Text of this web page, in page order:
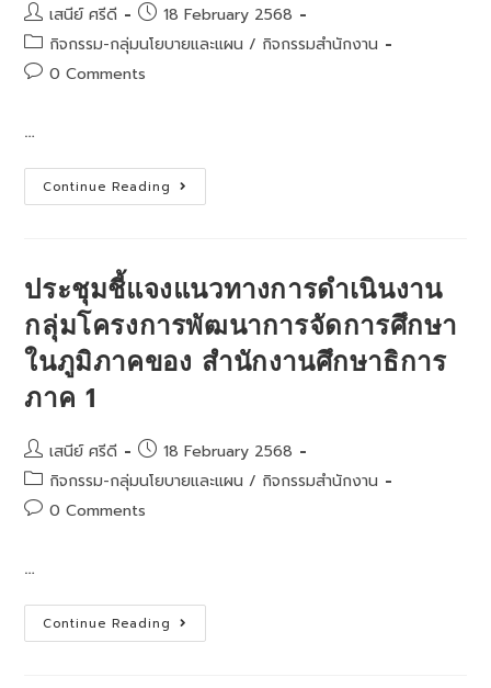
Post
author:
เสนีย์ ศรีดี
Post
published:
18 February 2568
Post
category:
กิจกรรม-กลุ่มนโยบายและแผน / กิจกรรมสำนักงาน
Post0 Comments
…
Continue Reading ประชุม
คณะ
(การ
บริหาร
ราชการ
เชิง
ยุทธศาสตร์)
ครั้ง
ที่
ประชุมชี้แจงแนวทางการดำเนินงาน
กลุ่มโครงการพัฒนาการจัดการศึกษา
ในภูมิภาคของ สำนักงานศึกษาธิการ
ภาค 1
Post
author:
เสนีย์ ศรีดี
Post
published:
18 February 2568
Post
category:
กิจกรรม-กลุ่มนโยบายและแผน / กิจกรรมสำนักงาน
Post0 Comments
…
Continue Reading ประชุม
ชี้แจง